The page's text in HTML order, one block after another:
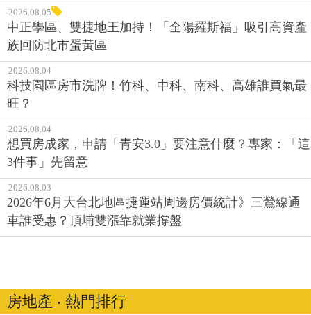
2026.08.05
中正學區、雙捷地王加持！「全陽羅斯福」吸引高資產
族回防北市蛋黃區
2026.08.04
科技園區房市洗牌！竹科、中科、南科、高雄誰買氣最
旺？
2026.08.04
想買房成家，申請「青安3.0」要注意什麼？專家：「這
3件事」先留意
2026.08.03
2026年6月大台北地區捷運站周邊房價統計》三鶯線通
車誰受惠？頂埔雙漲靠就業撐盤
房地產 ‧ 熱門排行